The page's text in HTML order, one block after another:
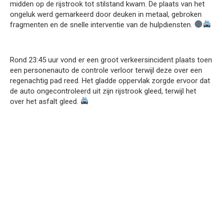
midden op de rijstrook tot stilstand kwam. De plaats van het
ongeluk werd gemarkeerd door deuken in metaal, gebroken
fragmenten en de snelle interventie van de hulpdiensten.
Rond 23:45 uur vond er een groot verkeersincident plaats toen
een personenauto de controle verloor terwijl deze over een
regenachtig pad reed. Het gladde oppervlak zorgde ervoor dat
de auto ongecontroleerd uit zijn rijstrook gleed, terwijl het
over het asfalt gleed.